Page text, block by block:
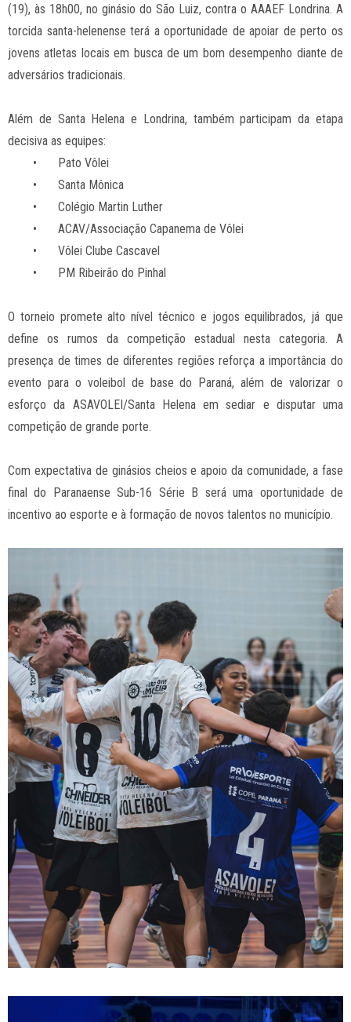
(19), às 18h00, no ginásio do São Luiz, contra o AAAEF Londrina. A
torcida santa-helenense terá a oportunidade de apoiar de perto os
jovens atletas locais em busca de um bom desempenho diante de
adversários tradicionais.
Além de Santa Helena e Londrina, também participam da etapa
decisiva as equipes:
•
Pato Vôlei
•
Santa Mônica
•
Colégio Martin Luther
•
ACAV/Associação Capanema de Vôlei
•
Vôlei Clube Cascavel
•
PM Ribeirão do Pinhal
O torneio promete alto nível técnico e jogos equilibrados, já que
define os rumos da competição estadual nesta categoria. A
presença de times de diferentes regiões reforça a importância do
evento para o voleibol de base do Paraná, além de valorizar o
esforço da ASAVOLEI/Santa Helena em sediar e disputar uma
competição de grande porte.
Com expectativa de ginásios cheios e apoio da comunidade, a fase
final do Paranaense Sub-16 Série B será uma oportunidade de
incentivo ao esporte e à formação de novos talentos no município.